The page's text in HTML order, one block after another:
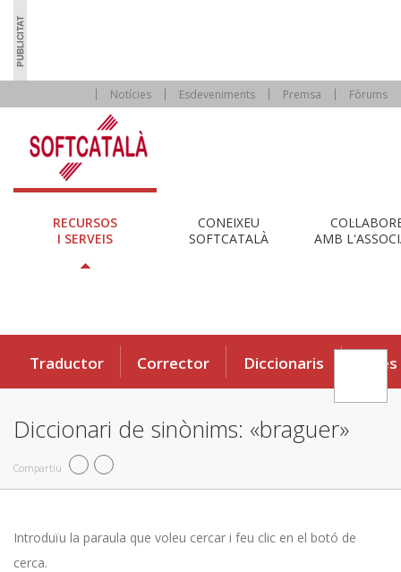
Notícies Esdeveniments Premsa Fòrums
RECURSOS
I SERVEIS
CONEIXEU
SOFTCATALÀ
AMB
Traductor Corrector Diccionaris Eines
Diccionari de sinònims: «braguer»
Compartiu
Introduïu la paraula que voleu cercar i feu clic en el botó de
cerca.